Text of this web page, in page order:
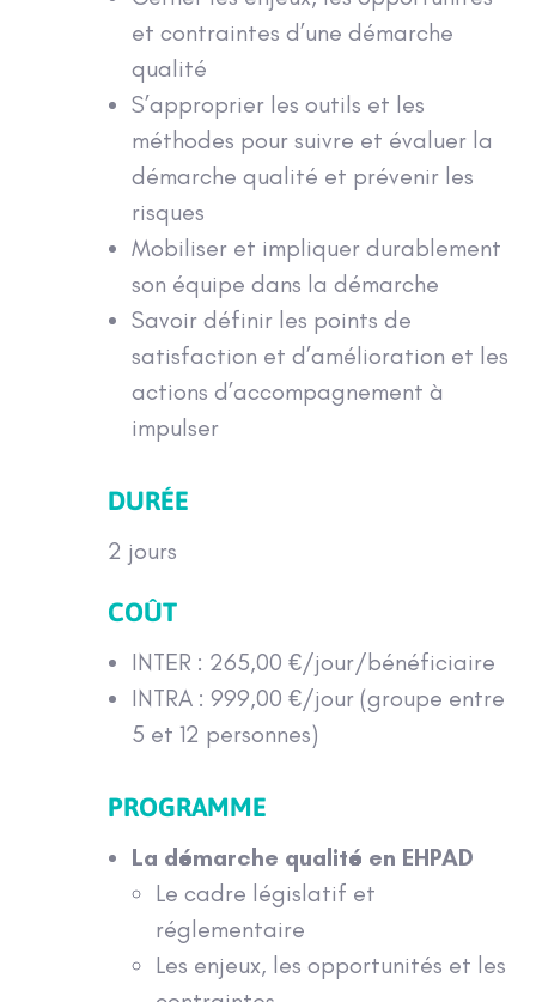
et contraintes d’une démarche
qualité
S’approprier les outils et les
méthodes pour suivre et évaluer la
démarche qualité et prévenir les
risques
Mobiliser et impliquer durablement
son équipe dans la démarche
Savoir définir les points de
satisfaction et d’amélioration et les
actions d’accompagnement à
impulser
DURÉE
2 jours
COÛT
INTER : 265,00 €/jour/bénéficiaire
INTRA : 999,00 €/jour (groupe entre
5 et 12 personnes)
PROGRAMME
La démarche qualité en EHPAD
Le cadre législatif et
réglementaire
Les enjeux, les opportunités et les